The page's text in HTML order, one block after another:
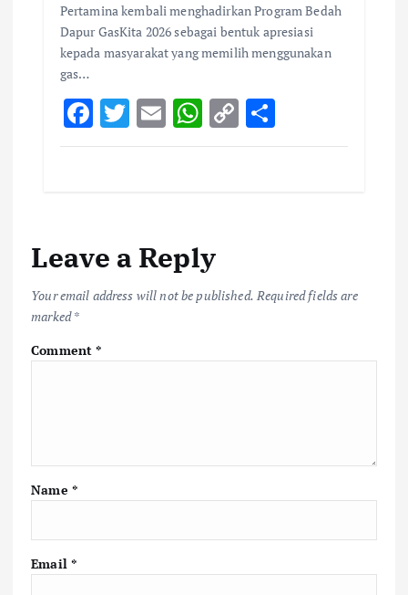
Pertamina kembali menghadirkan Program Bedah
Dapur GasKita 2026 sebagai bentuk apresiasi
kepada masyarakat yang memilih menggunakan
gas…
F
ac
o
k
T
w
E
m
W
h
p
p
C
o
k
S
h
Leave a Reply
Your email address will not be published. Required fields are
marked*
Comment*
Name *
Email *